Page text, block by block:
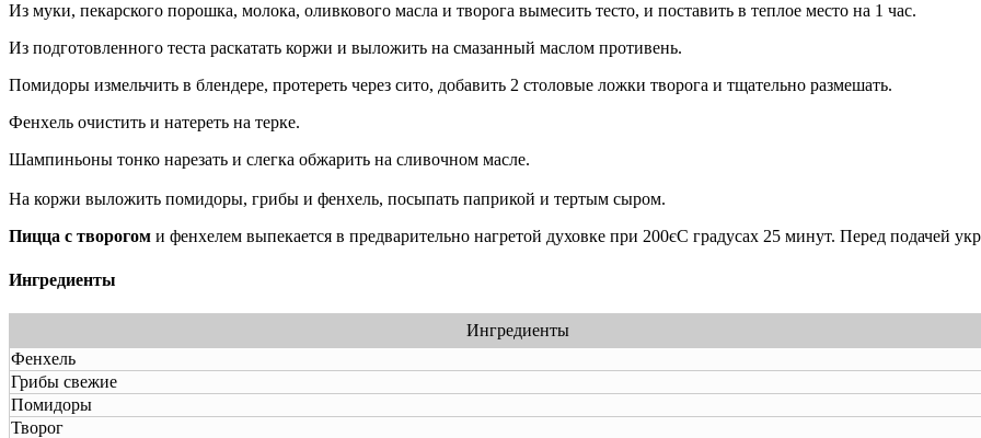
Из муки, пекарского порошка, молока, оливкового масла и творога вымесить тесто, и поставить в теплое место на 1 час.
Из подготовленного теста раскатать коржи и выложить на смазанный маслом противень.
Помидоры измельчить в блендере, протереть через сито, добавить 2 столовые ложки творога и тщательно размешать.
Фенхель очистить и натереть на терке.
Шампиньоны тонко нарезать и слегка обжарить на сливочном масле.
На коржи выложить помидоры, грибы и фенхель, посыпать паприкой и тертым сыром.
Пицца с творогом и фенхелем выпекается в предварительно нагретой духовке при 200єС градусах 25 минут. Перед подачей
Ингредиенты
Ингредиенты
Фенхель
Грибы свежие
Помидоры
Творог